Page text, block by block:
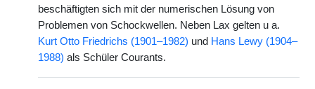
beschäftigten sich mit der numerischen Lösung von
Problemen von Schockwellen. Neben Lax gelten u a.
Kurt Otto Friedrichs (1901–1982) und Hans Lewy (1904–
1988) als Schüler Courants.